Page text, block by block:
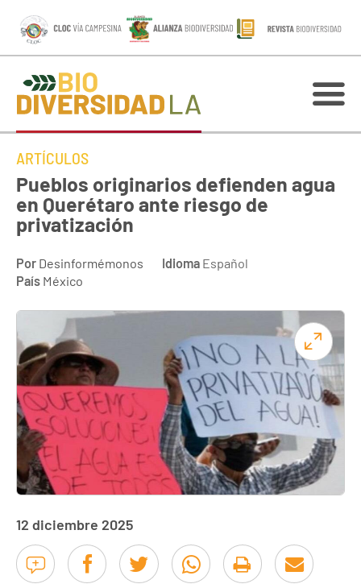
ARTÍCULOS
Pueblos originarios defienden agua
en Querétaro ante riesgo de
privatización
Por Desinformémonos Idioma Español
País México
12 diciembre 2025